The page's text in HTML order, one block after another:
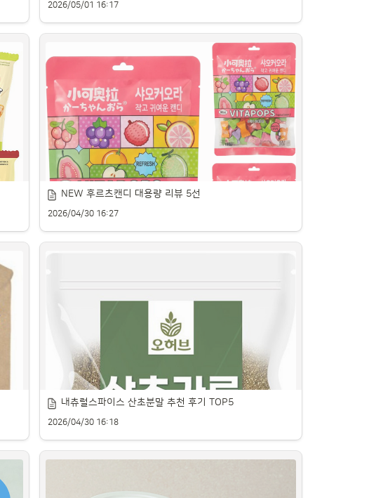
고등어 데리야끼 맛과 품질을 꼼꼼히 비교합니다.
2026/05/01 16:17
NEW 후르츠캔디 대용량 리뷰 5선
2026/04/30 16:27
내츄럴스파이스 산초분말 추천 후기 TOP5
2026/04/30 16:18